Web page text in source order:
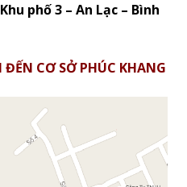
phố 3 – An Lạc – Bình
CƠ SỞ PHÚC KHANG